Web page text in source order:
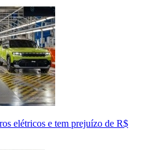
elétricos e tem prejuízo de R$